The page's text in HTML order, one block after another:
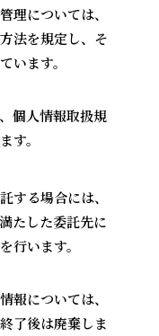
理については、
法を規定し、そ
います。
個人情報取扱規
す。
する場合には、
たした委託先に
行います。
報については、
了後は廃棄しま